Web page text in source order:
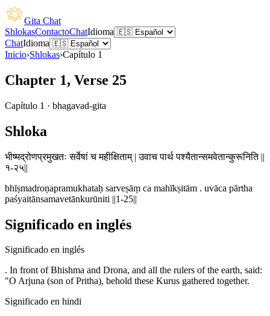
Gita Chat
ShlokasContactoChatIdioma
ChatIdioma
Inicio›Shlokas›Capítulo 1
Chapter 1, Verse 25
Capítulo 1 · bhagavad-gita
Shloka
भीष्मद्रोणप्रमुखतः सर्वेषां च महीक्षिताम् | उवाच पार्थ पश्यैतान्समवेतान्कुरूनिति ||
१-२५||
bhīṣmadroṇapramukhataḥ sarveṣāṃ ca mahīkṣitām . uvāca pārtha
paśyaitānsamavetānkurūniti ||1-25||
Significado en inglés
Significado en inglés
. In front of Bhishma and Drona, and all the rulers of the earth, said:
"O Arjuna (son of Pritha), behold these Kurus gathered together.
Significado en hindi